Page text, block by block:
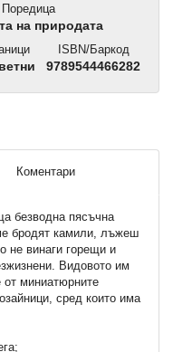
Поредица
на природата
ISBN/Баркод
9789544466282
Коментари
безводна пясъчна
бродят камили, лъжеш
не винаги горещи и
Видовото им
от миниатюрните
сред които има